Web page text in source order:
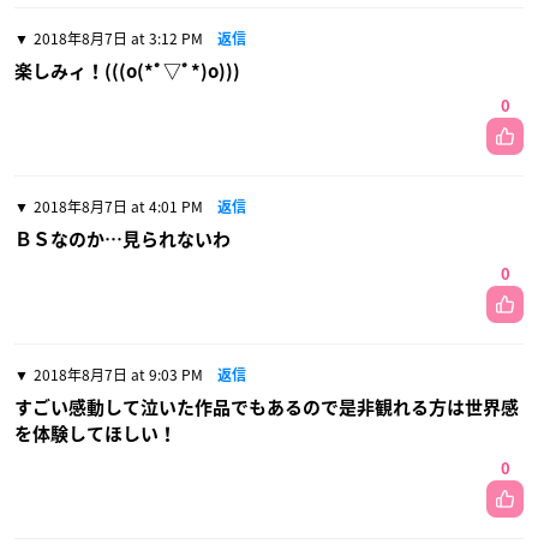
2018年8月7日 at 3:12 PM 返信
楽しみィ！(((o(*ﾟ▽ﾟ*)o)))
0
2018年8月7日 at 4:01 PM 返信
ＢＳなのか…見られないわ
0
2018年8月7日 at 9:03 PM 返信
すごい感動して泣いた作品でもあるので是非観れる方は世界感
を体験してほしい！
0